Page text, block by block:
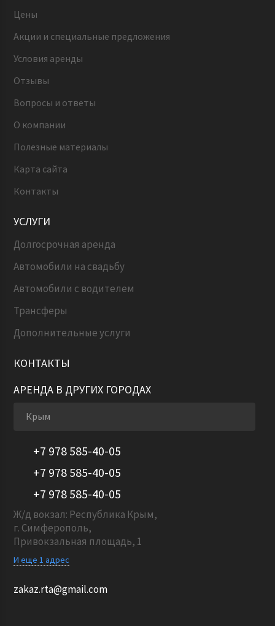
Цены
Акции и специальные предложения
Условия аренды
Отзывы
Вопросы и ответы
О компании
Полезные материалы
Карта сайта
Контакты
УСЛУГИ
Долгосрочная аренда
Автомобили на свадьбу
Автомобили с водителем
Трансферы
Дополнительные услуги
КОНТАКТЫ
АРЕНДА В ДРУГИХ ГОРОДАХ
Крым
+7 978 585-40-05
+7 978 585-40-05
+7 978 585-40-05
Ж/д вокзал: Республика Крым,
г. Симферополь,
Привокзальная площадь, 1
И еще 1 адрес
zakaz.rta@gmail.com